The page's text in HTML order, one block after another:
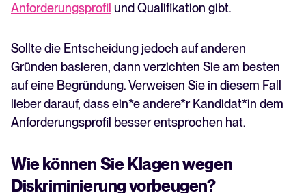
Anforderungsprofil und Qualifikation gibt.
Sollte die Entscheidung jedoch auf anderen
Gründen basieren, dann verzichten Sie am besten
auf eine Begründung. Verweisen Sie in diesem Fall
lieber darauf, dass ein*e andere*r Kandidat*in dem
Anforderungsprofil besser entsprochen hat.
Wie können Sie Klagen wegen
Diskriminierung vorbeugen?